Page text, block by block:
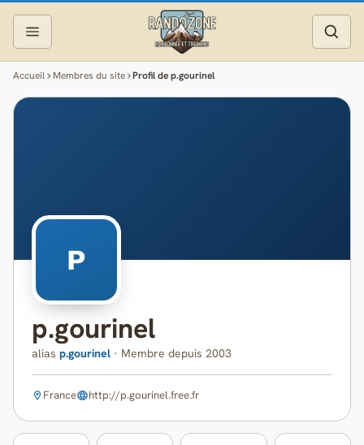
Topos
Reportages
Matériel
Services
Cartes
Blog
Accueil Membres du site Profil de p.gourinel
P
p.gourinel
aliasp.gourinel · Membre depuis 2003
France http://p.gourinel.free.fr